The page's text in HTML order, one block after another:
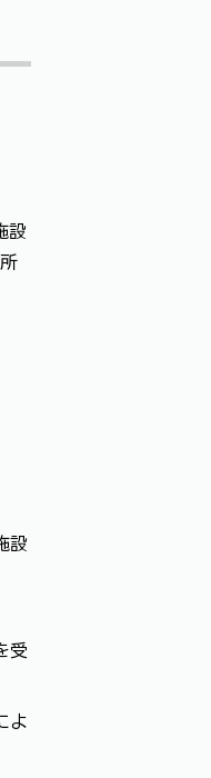
設
設
受
よ